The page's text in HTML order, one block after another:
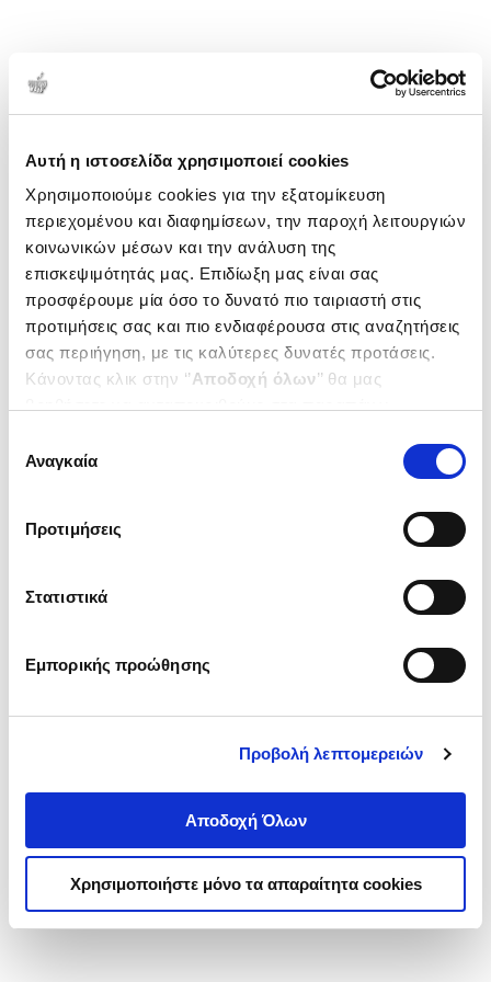
Αυτή η ιστοσελίδα χρησιμοποιεί cookies
Χρησιμοποιούμε cookies για την εξατομίκευση
περιεχομένου και διαφημίσεων, την παροχή λειτουργιών
κοινωνικών μέσων και την ανάλυση της
επισκεψιμότητάς μας. Επιδίωξη μας είναι σας
προσφέρουμε μία όσο το δυνατό πιο ταιριαστή στις
προτιμήσεις σας και πιο ενδιαφέρουσα στις αναζητήσεις
σας περιήγηση, με τις καλύτερες δυνατές προτάσεις.
Κάνοντας κλικ στην ‘’Αποδοχή όλων’’ θα μας
ενδιαφέρουν και να επιλέξετε από τα παρακάτω με την
΄΄και να ενημερωθείτε σχετικά με
συγκατάθεσης
Αναγκαία
Προτιμήσεις
Στατιστικά
Εμπορικής προώθησης
Προβολή λεπτομερειών
Αποδοχή Όλων
Χρησιμοποιήστε μόνο τα απαραίτητα cookies